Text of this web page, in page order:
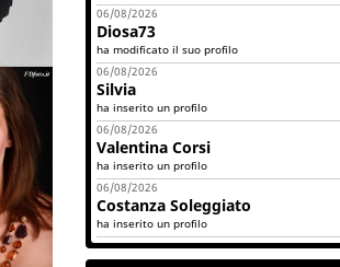
06/08/2026
Diosa73
ha modificato il suo profilo
06/08/2026
Silvia
ha inserito un profilo
06/08/2026
Valentina Corsi
ha inserito un profilo
06/08/2026
Costanza Soleggiato
ha inserito un profilo